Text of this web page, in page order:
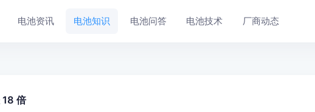
电池资讯 电池知识 电池问答 电池技术 厂商动态
18 倍